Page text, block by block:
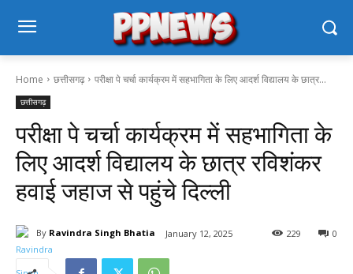
Home छत्तीसगढ़ परीक्षा पे चर्चा कार्यक्रम में सहभागिता के लिए आदर्श विद्यालय के छात्र...
छत्तीसगढ़
परीक्षा पे चर्चा कार्यक्रम में सहभागिता के
लिए आदर्श विद्यालय के छात्र रविशंकर
हवाई जहाज से पहुंचे दिल्ली
By Ravindra Singh Bhatia January 12, 2025 0
229